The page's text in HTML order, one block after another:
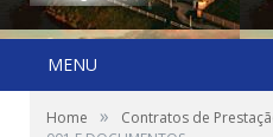
MENU
Home » Contratos de